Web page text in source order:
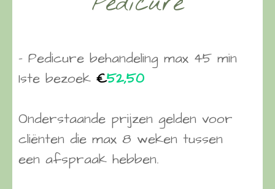
– Pedicure behandeling max 45 min
1ste bezoek €52,50
Onderstaande prijzen gelden voor
cliënten die max 8 weken tussen
een afspraak hebben.